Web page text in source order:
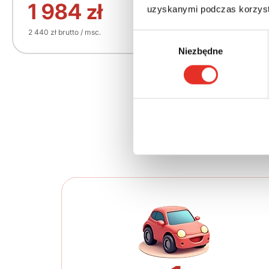
uzyskanymi podczas
zgody
Niezbędne
1 984 zł
2 440 zł brutto / msc.
156 270 zł
Twój